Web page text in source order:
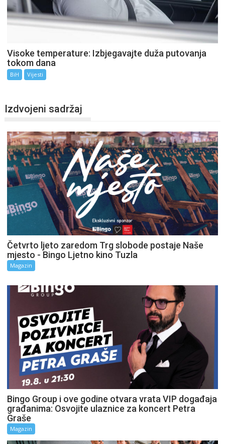
Visoke temperature: Izbjegavajte duža putovanja
tokom dana
BiH Vijesti
Izdvojeni sadržaj
Četvrto ljeto zaredom Trg slobode postaje Naše
mjesto - Bingo Ljetno kino Tuzla
Magazin
Bingo Group i ove godine otvara vrata VIP događaja
građanima: Osvojite ulaznice za koncert Petra
Graše
Magazin